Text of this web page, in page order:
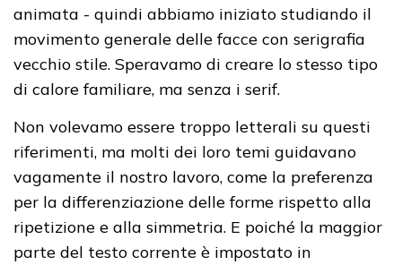
animata - quindi abbiamo iniziato studiando il
movimento generale delle facce con serigrafia
vecchio stile. Speravamo di creare lo stesso tipo
di calore familiare, ma senza i serif.
Non volevamo essere troppo letterali su questi
riferimenti, ma molti dei loro temi guidavano
vagamente il nostro lavoro, come la preferenza
per la differenziazione delle forme rispetto alla
ripetizione e alla simmetria. E poiché la maggior
parte del testo corrente è impostato in